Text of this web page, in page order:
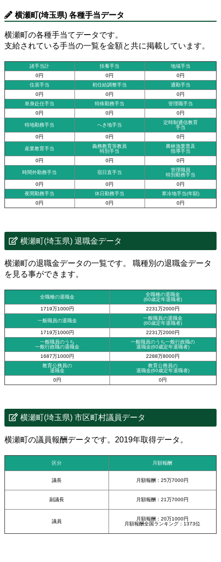
横瀬町(埼玉県) 各種手当データ
横瀬町の各種手当てデータです。
支給されている手当の一覧を金額と共に掲載しています。
諸手当計 扶養手当
地域手当
0円
0円
0円
住居手当
初任給調整手当
通勤手当
0円
0円
0円
単身赴任手当
特殊勤務手当
管理職手当
0円
0円 0円
特地勤務手当 へき地手当
定時制通信教育
手当
0円
0円 0円
産業教育手当
義務教育等教員
特別手当
農林漁業普及
指導手当
0円
0円 0円
時間外勤務手当 宿日直手当
管理職員
特別勤務手当
0円
0円
0円
夜間勤務手当
休日勤務手当
寒冷地手当(年額)
0円
0円 0円
横瀬町(埼玉県) 退職金データ
横瀬町の退職金データの一覧です。 職種別の退職金データ
を見る事ができます。
全職種の退職金
全職種の退職金
(60歳定年退職者)
1719万1000円
2231万2000円
一般職員の退職金
一般職員の退職金
(60歳定年退職者)
1719万1000円
2231万2000円
一般職員のうち
一般行政職の退職金
一般職員のうち一般行政職の
退職金(60歳定年退職者)
1687万1000円
2288万8000円
教育公務員の
退職金
教育公務員の
退職金(60歳定年退職者)
0円
0円
横瀬町(埼玉県) 市区町村議員データ
横瀬町の議員報酬データです。2019年取得データ。
区分 月額報酬
議長 月額報酬：25万7000円
副議長 月額報酬：21万7000円
議員
月額報酬：20万1000円
月額報酬全国ランキング：1373位